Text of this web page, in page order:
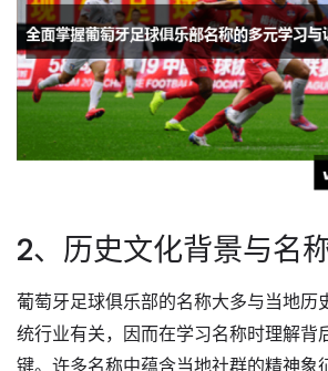
2、历史文化背景与名
葡萄牙足球俱乐部的名称大多与当地历
统行业有关，因而在学习名称时理解背